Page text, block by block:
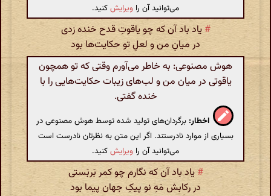
می‌توانید آن را ویرایشکنید.
# یاد باد آن که چو یاقوتِ قدح خنده زدی
در میانِ من و لعلِ تو حکایت‌ها بود
هوش مصنوعی: به خاطر می‌آورم وقتی که تو همچون
یاقوتی در میان من و لب‌های زیبات حکایت‌هایی را با
خنده گفتی.
اخطار: برگردان‌های تولید شده توسط هوش مصنوعی در
بسیاری از موارد نادرستند. اگر این متن به نظرتان نادرست است
می‌توانید آن را ویرایشکنید.
# یاد باد آن که نگارم چو کمر بَربَستی
در رکابش مَهِ نو پیکِ جهان پیما بود